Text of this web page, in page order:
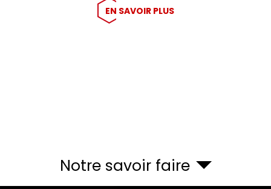
EN SAVOIR PLUS
Notre savoir faire